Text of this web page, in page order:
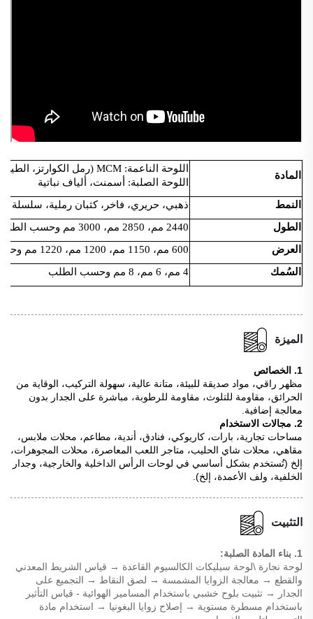
المادة
اللوحة الناعمة: MCM (رمل الكوارتز، الطين)
اللوحة الصلبة: أسمنت، ألياف نباتية
النمط
ذهبي، حريري، فاخر، كثبان رملية، سلسلة
الطول
2440 مم، 2850 مم، 3000 مم وحسب الطلب
العرض
600 مم، 1150 مم، 1200 مم، 1220 مم وحسب الطلب
السُمك
4 مم، 6 مم، 8 مم وحسب الطلب
الميزة
1. الخصائص
مظهر راقي، مواد صديقة للبيئة، متانة عالية، سهولة التركيب، الوقاية من
الحرائق، مقاومة للتلوث، مقاومة للرطوبة، مباشرة على الجدار بدون
معالجة إضافية.
2. مجالات الاستخدام
مساحات تجارية، بارات، كاريوكي، فنادق، أندية، مطاعم، محلات ملابس،
مقاهي، محلات شاي الحليب، متاجر اللعب المعاصرة، محلات المجوهرات،
إلخ (تُستخدم بشكل أساسي في لوحات الرأس الداخلية والخارجية، وجدار
الخلفية، ولف الأعمدة، إلخ).
التثبيت
1. بناء المادة الصلبة:
لوحة نجارة \لوحة سيليكات الكالسيوم القاعدة → قياس الشريط المعدني
والقطع → معالجة الزوايا المشمسة → لصق النقاط → التجميع على
الجدار → تثبيت بلوح خشبي باستخدام المسامير الهوائية - قياس التأثير
باستخدام مسطرة مستوية → إصلاح زوايا البغونيا → استخدام مادة